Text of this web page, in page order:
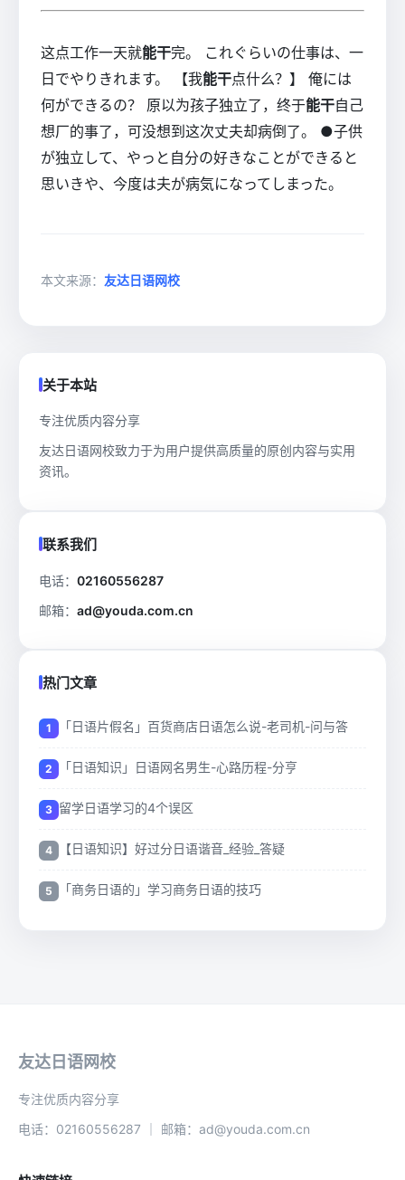
这点工作一天就能干完。 これぐらいの仕事は、一
日でやりきれます。 【我能干点什么？】 俺には
何ができるの？ 原以为孩子独立了，终于能干自己
想厂的事了，可没想到这次丈夫却病倒了。 ●子供
が独立して、やっと自分の好きなことができると
思いきや、今度は夫が病気になってしまった。
本文来源： 友达日语网校
关于本站
专注优质内容分享
友达日语网校致力于为用户提供高质量的原创内容与实用
资讯。
联系我们
电话： 02160556287
邮箱： ad@youda.com.cn
热门文章
「日语片假名」百货商店日语怎么说-老司机-问与答
「日语知识」日语网名男生-心路历程-分亨
留学日语学习的4个误区
【日语知识】好过分日语谐音_经验_答疑
「商务日语的」学习商务日语的技巧
友达日语网校
专注优质内容分享
电话：02160556287 ｜ 邮箱：ad@youda.com.cn